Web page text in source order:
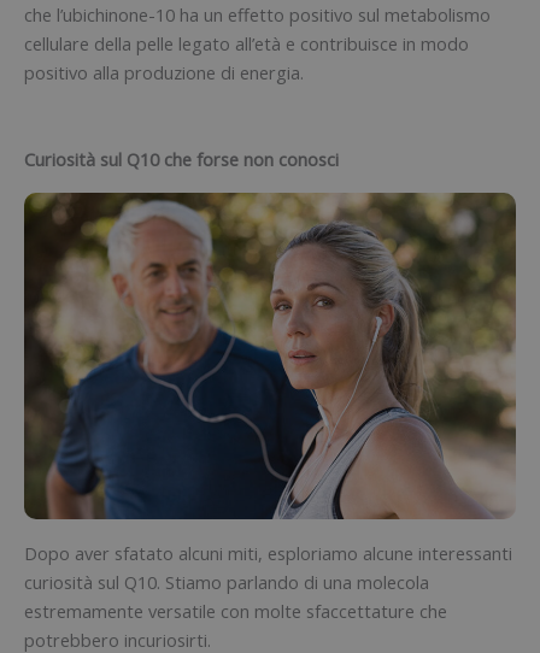
che l’ubichinone-10 ha un effetto positivo sul metabolismo
cellulare della pelle legato all’età e contribuisce in modo
positivo alla produzione di energia.
Curiosità sul Q10 che forse non conosci
Dopo aver sfatato alcuni miti, esploriamo alcune interessanti
curiosità sul Q10. Stiamo parlando di una molecola
estremamente versatile con molte sfaccettature che
potrebbero incuriosirti.